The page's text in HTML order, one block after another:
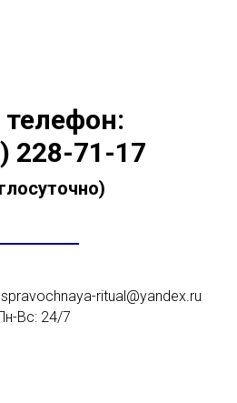
228-71-17
ritual@yandex.ru
Вс: 24/7